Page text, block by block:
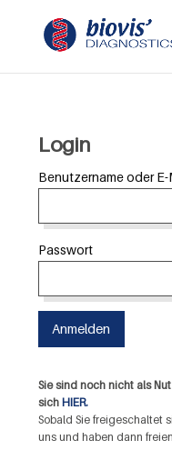
Login
Benutzername oder
Passwort
Sie sind noch nicht als
sich HIER.
Sobald Sie freigeschaltet
uns und haben dann